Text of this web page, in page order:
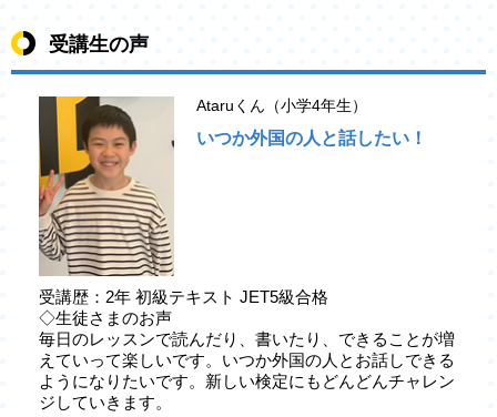
受講生の声
Ataruくん（小学4年生）
いつか外国の人と話したい！
受講歴：2年 初級テキスト JET5級合格
◇生徒さまのお声
毎日のレッスンで読んだり、書いたり、できることが増
えていって楽しいです。いつか外国の人とお話しできる
ようになりたいです。新しい検定にもどんどんチャレン
ジしていきます。